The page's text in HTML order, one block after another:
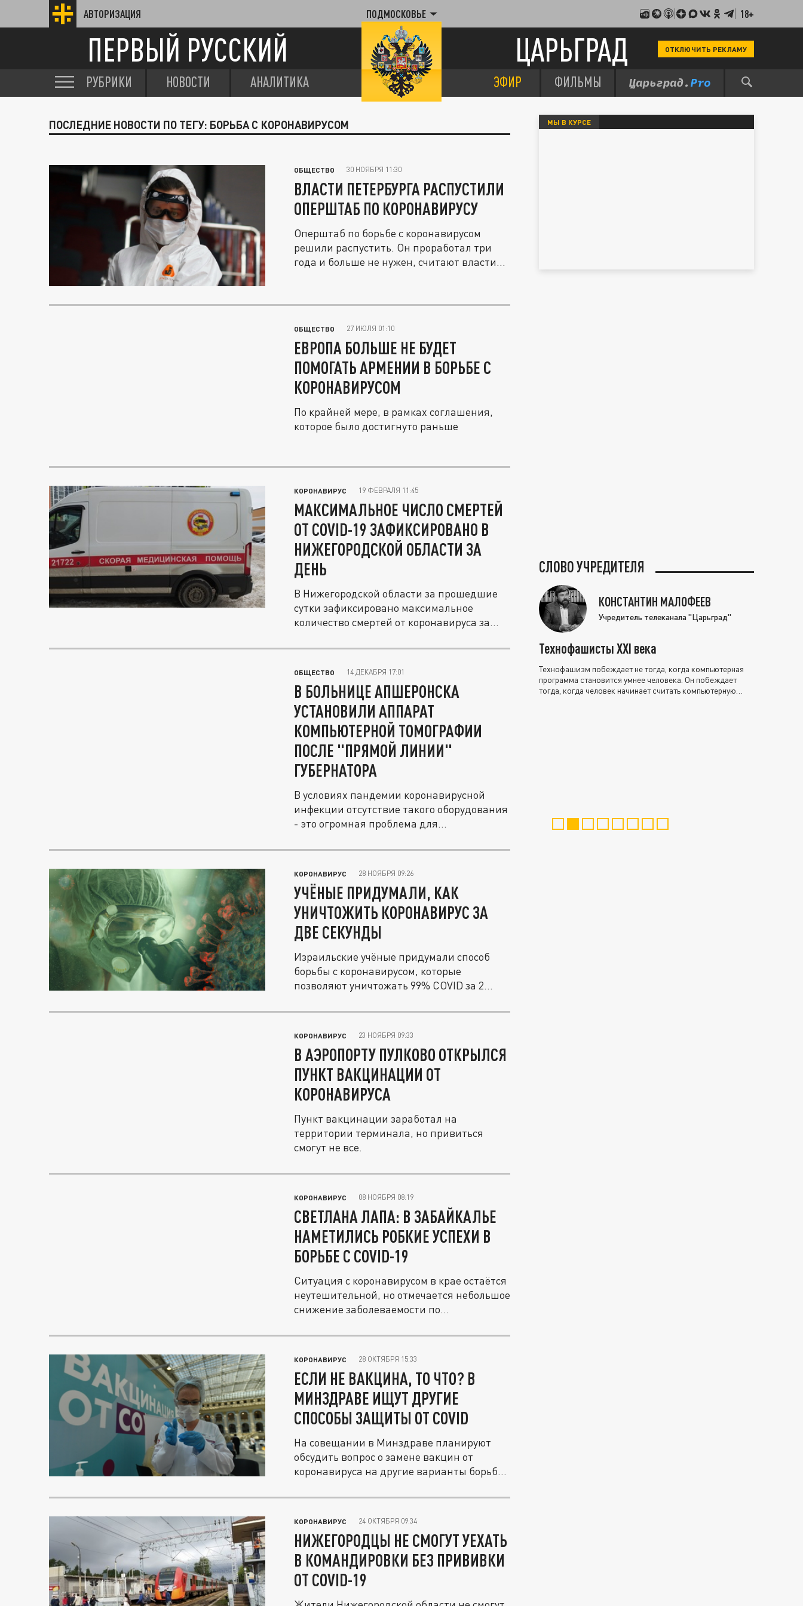
АВТОРИЗАЦИЯ ПОДМОСКОВЬЕ 18+
ПЕРВЫЙ РУССКИЙ ЦАРЬГРАД ОТКЛЮЧИТЬ РЕКЛАМУ
РУБРИКИ НОВОСТИ АНАЛИТИКА ЭФИР ФИЛЬМЫ
ПОСЛЕДНИЕ НОВОСТИ ПО ТЕГУ: БОРЬБА С КОРОНАВИРУСОМ
ОБЩЕСТВО 30 НОЯБРЯ 11:30
ВЛАСТИ ПЕТЕРБУРГА РАСПУСТИЛИ
ОПЕРШТАБ ПО КОРОНАВИРУСУ
Оперштаб по борьбе с коронавирусом
решили распустить. Он проработал три
года и больше не нужен, считают власти...
ОБЩЕСТВО 27 ИЮЛЯ 01:10
ЕВРОПА БОЛЬШЕ НЕ БУДЕТ
ПОМОГАТЬ АРМЕНИИ В БОРЬБЕ С
КОРОНАВИРУСОМ
По крайней мере, в рамках соглашения,
которое было достигнуто раньше
КОРОНАВИРУС 19 ФЕВРАЛЯ 11:45
МАКСИМАЛЬНОЕ ЧИСЛО СМЕРТЕЙ
ОТ COVID-19 ЗАФИКСИРОВАНО В
НИЖЕГОРОДСКОЙ ОБЛАСТИ ЗА
ДЕНЬ
В Нижегородской области за прошедшие
сутки зафиксировано максимальное
количество смертей от коронавируса за...
ОБЩЕСТВО 14 ДЕКАБРЯ 17:01
В БОЛЬНИЦЕ АПШЕРОНСКА
УСТАНОВИЛИ АППАРАТ
КОМПЬЮТЕРНОЙ ТОМОГРАФИИ
ПОСЛЕ "ПРЯМОЙ ЛИНИИ"
ГУБЕРНАТОРА
В условиях пандемии коронавирусной
инфекции отсутствие такого оборудования
- это огромная проблема для...
КОРОНАВИРУС 28 НОЯБРЯ 09:26
УЧЁНЫЕ ПРИДУМАЛИ, КАК
УНИЧТОЖИТЬ КОРОНАВИРУС ЗА
ДВЕ СЕКУНДЫ
Израильские учёные придумали способ
борьбы с коронавирусом, которые
позволяют уничтожать 99% COVID за 2...
КОРОНАВИРУС 23 НОЯБРЯ 09:33
В АЭРОПОРТУ ПУЛКОВО ОТКРЫЛСЯ
ПУНКТ ВАКЦИНАЦИИ ОТ
КОРОНАВИРУСА
Пункт вакцинации заработал на
территории терминала, но привиться
смогут не все.
КОРОНАВИРУС 08 НОЯБРЯ 08:19
СВЕТЛАНА ЛАПА: В ЗАБАЙКАЛЬЕ
НАМЕТИЛИСЬ РОБКИЕ УСПЕХИ В
БОРЬБЕ С COVID-19
Ситуация с коронавирусом в крае остаётся
неутешительной, но отмечается небольшое
снижение заболеваемости по...
КОРОНАВИРУС 28 ОКТЯБРЯ 15:33
ЕСЛИ НЕ ВАКЦИНА, ТО ЧТО? В
МИНЗДРАВЕ ИЩУТ ДРУГИЕ
СПОСОБЫ ЗАЩИТЫ ОТ COVID
На совещании в Минздраве планируют
обсудить вопрос о замене вакцин от
коронавируса на другие варианты борьбы
КОРОНАВИРУС 24 ОКТЯБРЯ 09:34
НИЖЕГОРОДЦЫ НЕ СМОГУТ УЕХАТЬ
В КОМАНДИРОВКИ БЕЗ ПРИВИВКИ
ОТ COVID-19
МЫ В КУРСЕ
СЛОВО УЧРЕДИТЕЛЯ
КОНСТАНТИН МАЛОФЕЕВ
Учредитель телеканала "Царьград"
Технофашисты XXI века
Технофашизм побеждает не тогда, когда компьютерная
программа становится умнее человека. Он побеждает
тогда, когда человек начинает считать компьютерную